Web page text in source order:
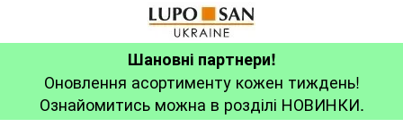
Шановні партнери!
Оновлення асортименту кожен тиждень!
Ознайомитись можна в розділі НОВИНКИ.